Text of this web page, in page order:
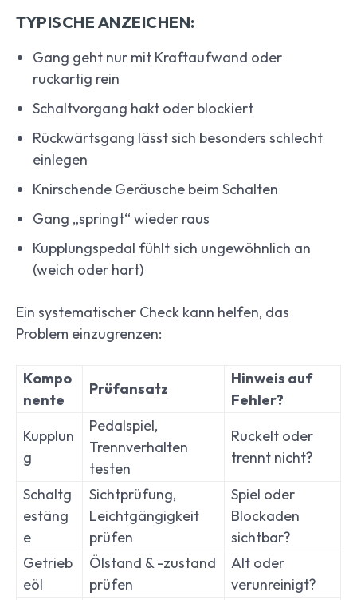
TYPISCHE ANZEICHEN:
Gang geht nur mit Kraftaufwand oder
ruckartig rein
Schaltvorgang hakt oder blockiert
Rückwärtsgang lässt sich besonders schlecht
einlegen
Knirschende Geräusche beim Schalten
Gang „springt“ wieder raus
Kupplungspedal fühlt sich ungewöhnlich an
(weich oder hart)
Ein systematischer Check kann helfen, das
Problem einzugrenzen:
Kompo
nente
Prüfansatz
Hinweis auf
Fehler?
Kupplun
g
Pedalspiel,
Trennverhalten
testen
Ruckelt oder
trennt nicht?
Schaltg
estäng
e
Sichtprüfung,
Leichtgängigkeit
prüfen
Spiel oder
Blockaden
sichtbar?
Getrieb
eöl
Ölstand & -zustand
prüfen
Alt oder
verunreinigt?